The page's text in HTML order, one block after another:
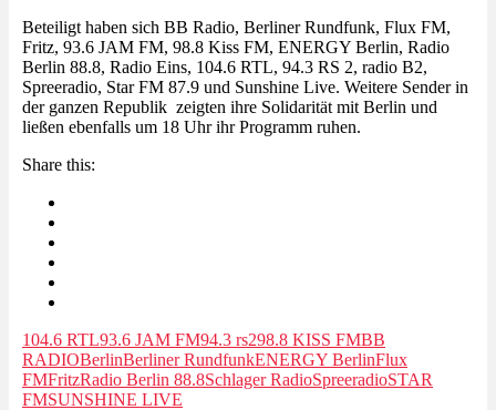
Beteiligt haben sich BB Radio, Berliner Rundfunk, Flux FM,
Fritz, 93.6 JAM FM, 98.8 Kiss FM, ENERGY Berlin, Radio
Berlin 88.8, Radio Eins, 104.6 RTL, 94.3 RS 2, radio B2,
Spreeradio, Star FM 87.9 und Sunshine Live. Weitere Sender in
der ganzen Republik zeigten ihre Solidarität mit Berlin und
ließen ebenfalls um 18 Uhr ihr Programm ruhen.
Share this:
104.6 RTL93.6 JAM FM94.3 rs298.8 KISS FMBB
RADIOBerlinBerliner RundfunkENERGY BerlinFlux
FMFritzRadio Berlin 88.8Schlager RadioSpreeradioSTAR
FMSUNSHINE LIVE